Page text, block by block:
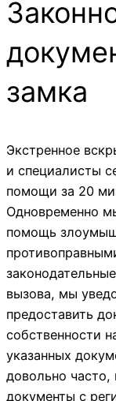
замка
Экстренное
и специалисты
помощи за 20
Одновременно
помощь
вызова, мы
предоставить
собственности
указанных
довольно часто,
документы с